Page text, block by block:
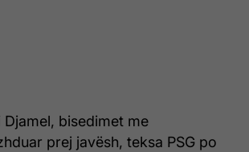
bisedimet me
prej javësh, teksa PSG po